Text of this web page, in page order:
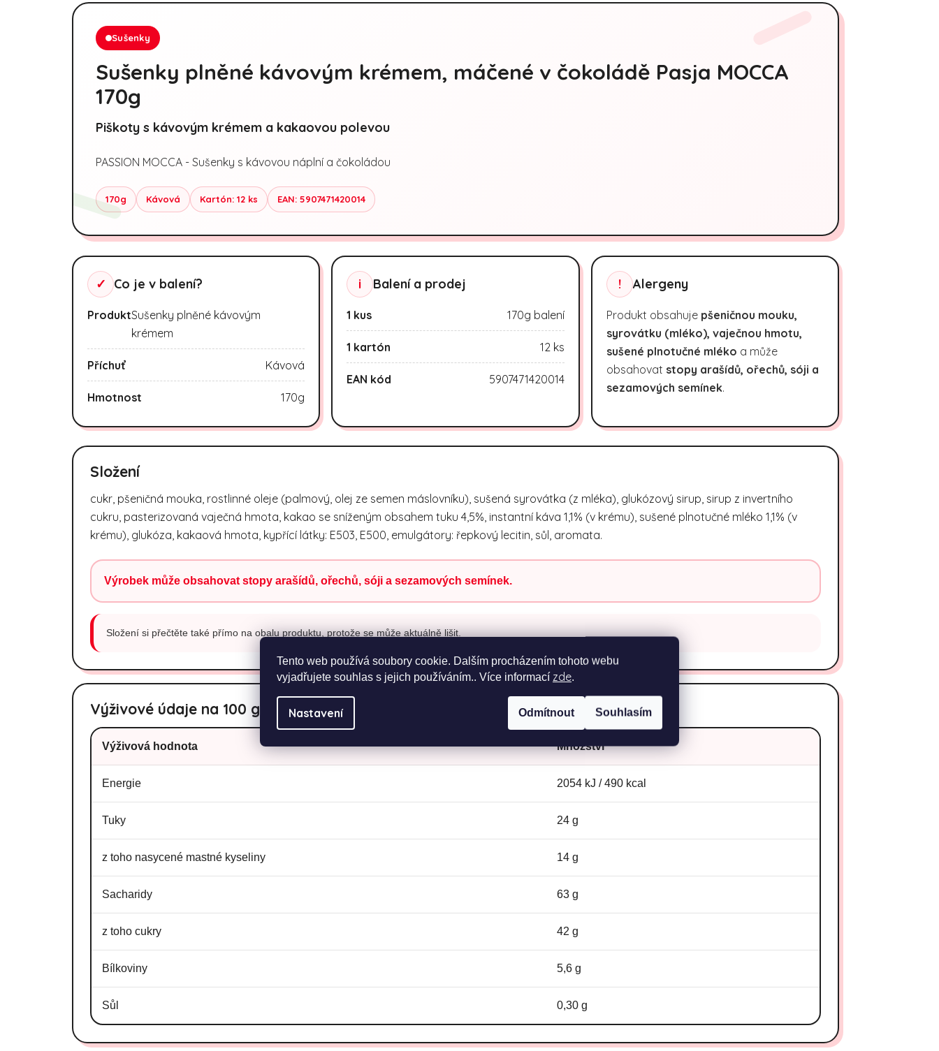
Tento web používá soubory cookie. Dalším procházením tohoto webu
vyjadřujete souhlas s jejich používáním.. Více informací zde.
Nastavení Odmítnout Souhlasím
Sušenky
Sušenky plněné kávovým krémem, máčené v čokoládě Pasja MOCCA
170g
Piškoty s kávovým krémem a kakaovou polevou
PASSION MOCCA - Sušenky s kávovou náplní a čokoládou
170g Kávová Kartón: 12 ks EAN: 5907471420014
✓ Co je v balení?
ProduktSušenky plněné kávovým
krémem
Příchuť Kávová
Hmotnost 170g
i Balení a prodej
1 kus 170g balení
1 kartón 12 ks
EAN kód 5907471420014
! Alergeny
Produkt obsahuje pšeničnou mouku,
syrovátku (mléko), vaječnou hmotu,
sušené plnotučné mléko a může
obsahovat stopy arašídů, ořechů, sóji a
sezamových semínek.
Složení
cukr, pšeničná mouka, rostlinné oleje (palmový, olej ze semen máslovníku), sušená syrovátka (z mléka), glukózový sirup, sirup z invertního
cukru, pasterizovaná vaječná hmota, kakao se sníženým obsahem tuku 4,5%, instantní káva 1,1% (v krému), sušené plnotučné mléko 1,1% (v
krému), glukóza, kakaová hmota, kypřící látky: E503, E500, emulgátory: řepkový lecitin, sůl, aromata.
Výrobek může obsahovat stopy arašídů, ořechů, sóji a sezamových semínek.
Složení si přečtěte také přímo na obalu produktu, protože se může aktuálně lišit.
Výživové údaje na 100 g výrobku
Výživová hodnota Množství
Energie 2054 kJ / 490 kcal
Tuky 24 g
z toho nasycené mastné kyseliny 14 g
Sacharidy 63 g
z toho cukry 42 g
Bílkoviny 5,6 g
Sůl 0,30 g